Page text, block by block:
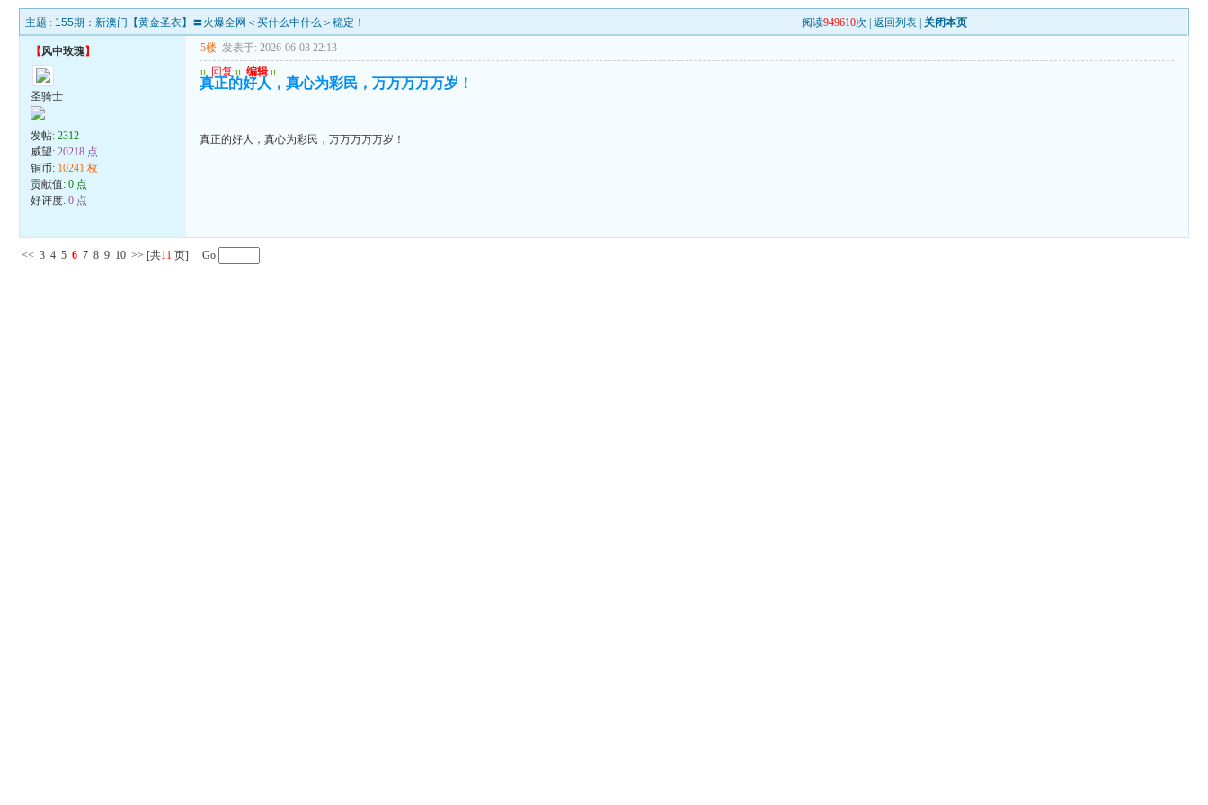
主题 : 155期：新澳门【黄金圣衣】〓火爆全网＜买什么中什么＞稳定！ 阅读949610次 |返回列表 关闭本页
【风中玫瑰】
圣骑士
发帖:2312
威望:20218 点
铜币: 10241 枚
贡献值:0 点
好评度:0 点
5楼 发表于: 2026-06-03 22:13
u 回复 u 编辑 u
真正的好人，真心为彩民，万万万万万岁！
真正的好人，真心为彩民，万万万万万岁！
<< 3 4 5 6 7 8 9 10 >> [共11 页] Go